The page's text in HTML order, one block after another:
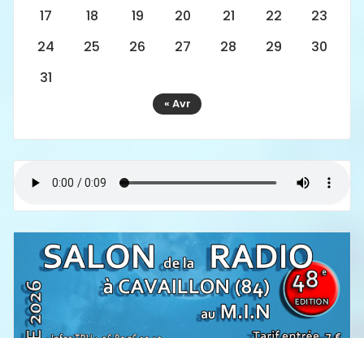
17
18 19 20 21 22
23
24
25 26 27 28 29
30
31
« Avr